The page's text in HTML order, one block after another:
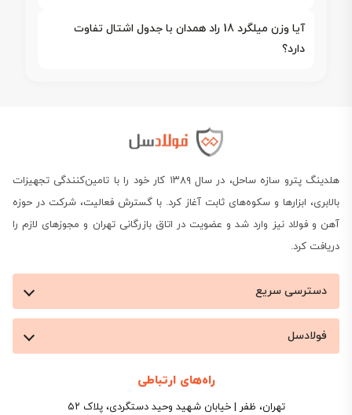
آیا وزن میلگرد 18 راد همدان با جدول اشتال تفاوت
دارد؟
هلدینگ پترو سازه ساحل، در سال ۱۳۸۹ کار خود را با تامین‌کنندگی تجهیزات
بالابری، ابزارها و سکوه‌های ثابت آغاز کرد. با گسترش فعالیت، شرکت در حوزه
آهن و فولاد نیز وارد شد و عضویت در اتاق بازرگانی تهران و مجوزهای لازم را
دریافت کرد.
دسترسی سریع
فولادسل
راه‌های ارتباطی
تهران، ظفر | خیابان شهید وحید دستگردی، پلاک ۵۲